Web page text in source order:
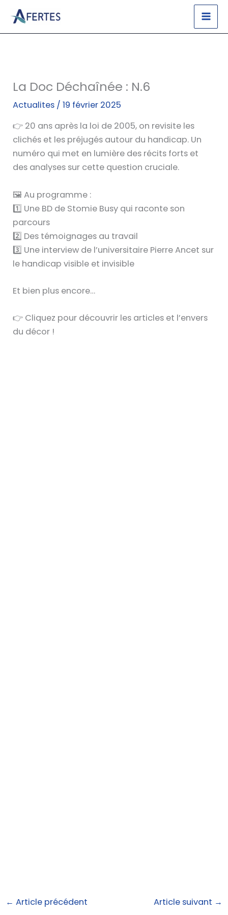
contenu
La Doc Déchaînée : N.6
Actualites /19 février 2025
👉 20 ans après la loi de 2005, on revisite les
clichés et les préjugés autour du handicap. Un
numéro qui met en lumière des récits forts et
des analyses sur cette question cruciale.
🖼️ Au programme :
1️⃣ Une BD de Stomie Busy qui raconte son
parcours
2️⃣ Des témoignages au travail
3️⃣ Une interview de l’universitaire Pierre Ancet sur
le handicap visible et invisible
Et bien plus encore…
👉 Cliquez pour découvrir les articles et l’envers
du décor !
← Article précédent Article suivant →